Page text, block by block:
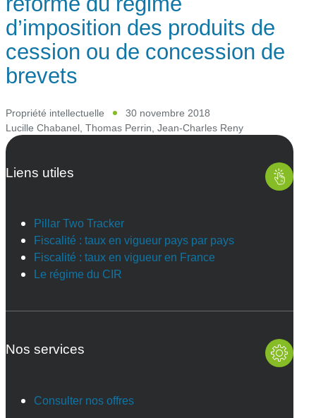
d’imposition des produits de
cession ou de concession de
brevets
Propriété intellectuelle
30 novembre 2018
Lucille Chabanel, Thomas Perrin, Jean-Charles Reny
Liens utiles
Pillar Two Tracker
Fiscalité : taux en vigueur pays par pays
Fiscalité : taux en vigueur en France
Le régime du CIR
Nos services
Consulter nos offres